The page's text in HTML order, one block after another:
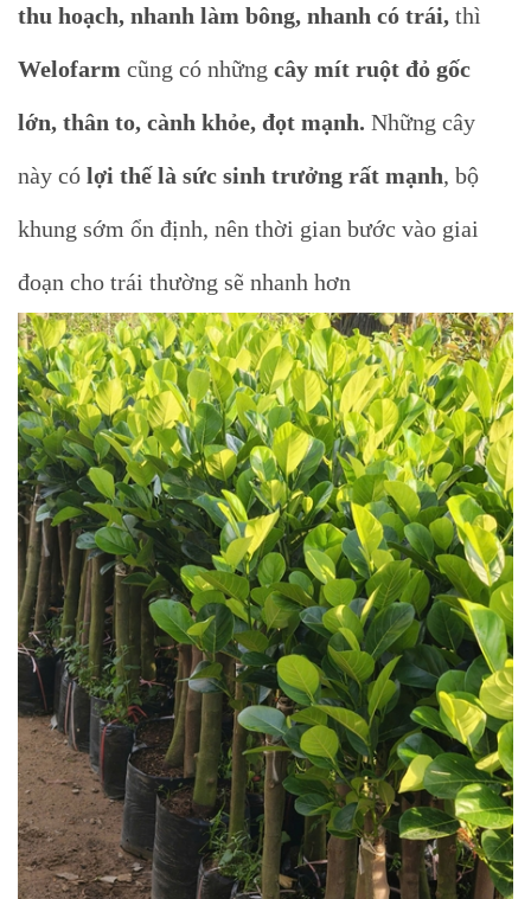
thu hoạch, nhanh làm bông, nhanh có trái, thì
Welofarm cũng có những cây mít ruột đỏ gốc
lớn, thân to, cành khỏe, đọt mạnh. Những cây
này có lợi thế là sức sinh trưởng rất mạnh, bộ
khung sớm ổn định, nên thời gian bước vào giai
đoạn cho trái thường sẽ nhanh hơn